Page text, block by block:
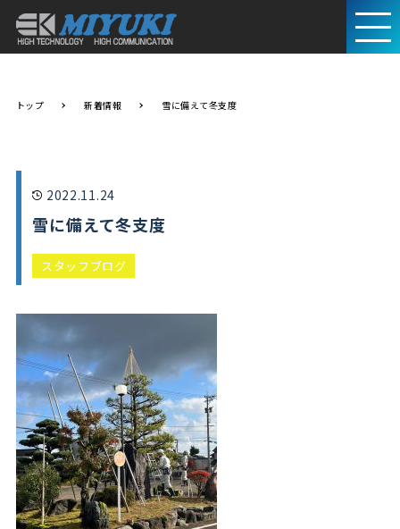
トップ 新着情報 雪に備えて冬支度
2022.11.24
雪に備えて冬支度
スタッフブログ